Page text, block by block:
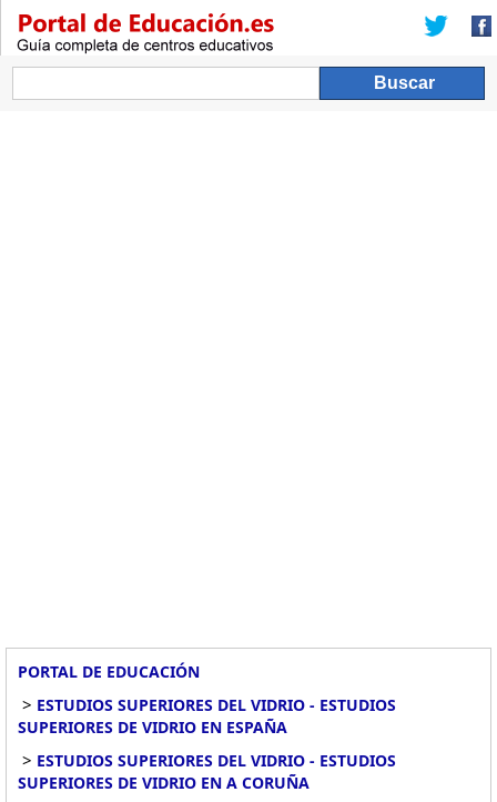
PORTAL DE EDUCACIÓN
> ESTUDIOS SUPERIORES DEL VIDRIO - ESTUDIOS
SUPERIORES DE VIDRIO EN ESPAÑA
> ESTUDIOS SUPERIORES DEL VIDRIO - ESTUDIOS
SUPERIORES DE VIDRIO EN A CORUÑA